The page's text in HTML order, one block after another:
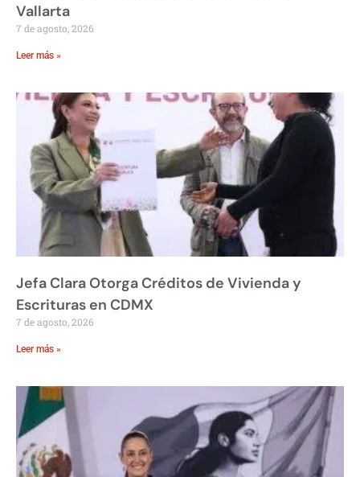
Vallarta
7 de agosto, 2026
Leer más »
Jefa Clara Otorga Créditos de Vivienda y
Escrituras en CDMX
7 de agosto, 2026
Leer más »